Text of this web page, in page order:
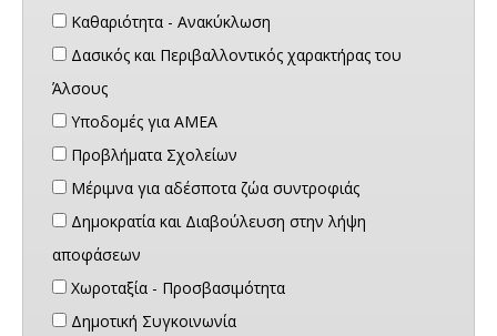
Καθαριότητα - Ανακύκλωση
Δασικός και Περιβαλλοντικός χαρακτήρας του
Άλσους
Υποδομές για ΑΜΕΑ
Προβλήματα Σχολείων
Μέριμνα για αδέσποτα ζώα συντροφιάς
Δημοκρατία και Διαβούλευση στην λήψη
αποφάσεων
Χωροταξία - Προσβασιμότητα
Δημοτική Συγκοινωνία